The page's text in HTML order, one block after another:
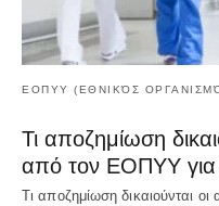
ΕΟΠΥΥ (ΕΘΝΙΚΌΣ
Τι αποζημίωση
από τον ΕΟΠΥΥ για
Τι αποζημίωση δικαιούνται